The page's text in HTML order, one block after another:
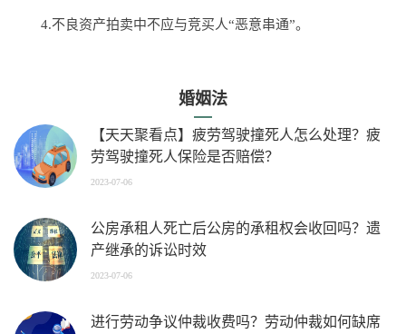
4.不良资产拍卖中不应与竞买人“恶意串通”。
婚姻法
【天天聚看点】疲劳驾驶撞死人怎么处理？疲
劳驾驶撞死人保险是否赔偿？
2023-07-06
公房承租人死亡后公房的承租权会收回吗？遗
产继承的诉讼时效
2023-07-06
进行劳动争议仲裁收费吗？劳动仲裁如何缺席